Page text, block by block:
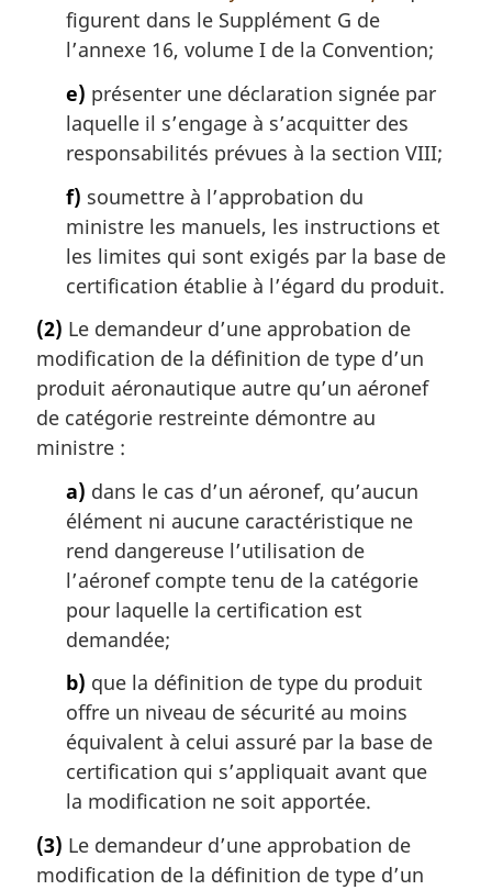
figurent dans le Supplément G de
l’annexe 16, volume I de la Convention;
e) présenter une déclaration signée par
laquelle il s’engage à s’acquitter des
responsabilités prévues à la section VIII;
f) soumettre à l’approbation du
ministre les manuels, les instructions et
les limites qui sont exigés par la base de
certification établie à l’égard du produit.
(2) Le demandeur d’une approbation de
modification de la définition de type d’un
produit aéronautique autre qu’un aéronef
de catégorie restreinte démontre au
ministre :
a) dans le cas d’un aéronef, qu’aucun
élément ni aucune caractéristique ne
rend dangereuse l’utilisation de
l’aéronef compte tenu de la catégorie
pour laquelle la certification est
demandée;
b) que la définition de type du produit
offre un niveau de sécurité au moins
équivalent à celui assuré par la base de
certification qui s’appliquait avant que
la modification ne soit apportée.
(3) Le demandeur d’une approbation de
modification de la définition de type d’un